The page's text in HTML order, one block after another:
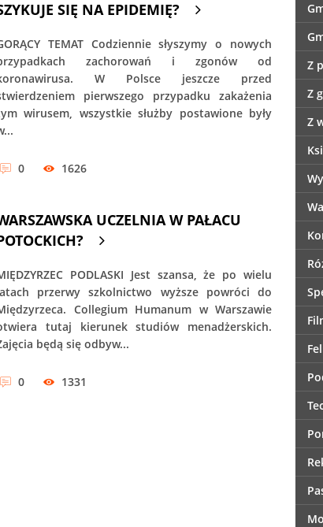
SIĘ NA EPIDEMIĘ?
TEMAT Codziennie słyszymy o nowych
zachorowań i zgonów od
W Polsce jeszcze przed
pierwszego przypadku zakażenia
wirusem, wszystkie służby postawione były
0 1626
UCZELNIA W PAŁACU
PODLASKI Jest szansa, że po wielu
przerwy szkolnictwo wyższe powróci do
Collegium Humanum w Warszawie
tutaj kierunek studiów menadżerskich.
będą się odbyw...
0 1331
Z
Z
Z